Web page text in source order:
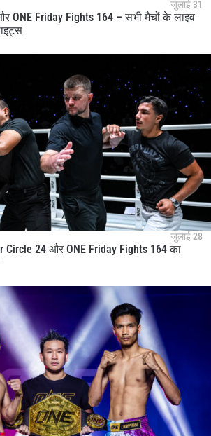
जुलाई 31
ONE Friday Fights 164 – सभी मैचों के लाइव
जुलाई 28
Circle 24 और ONE Friday Fights 164 का